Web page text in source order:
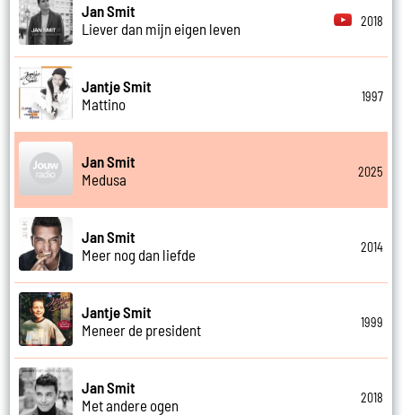
Jan Smit
Liever dan mijn eigen leven
2018
Jantje Smit
Mattino
1997
Jan Smit
Medusa
2025
Jan Smit
Meer nog dan liefde
2014
Jantje Smit
Meneer de president
1999
Jan Smit
Met andere ogen
2018